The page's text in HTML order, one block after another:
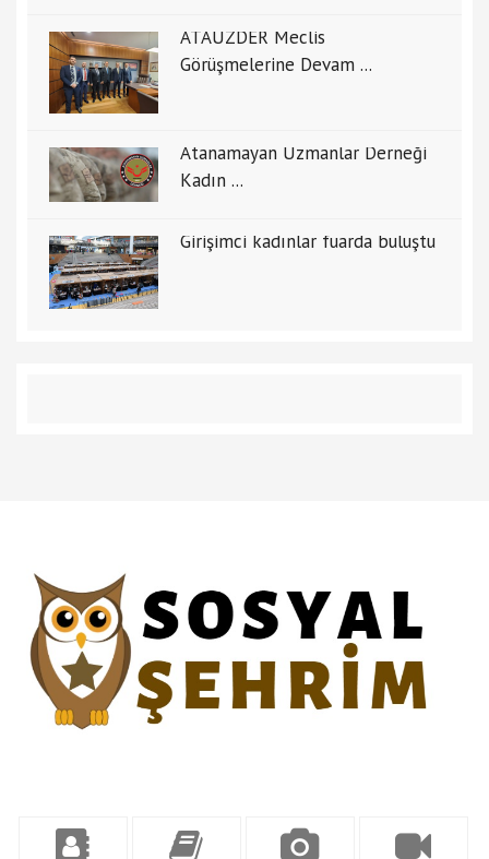
ATAUZDER Meclis
Görüşmelerine Devam ...
Atanamayan Uzmanlar Derneği
Kadın ...
Girişimci kadınlar fuarda buluştu